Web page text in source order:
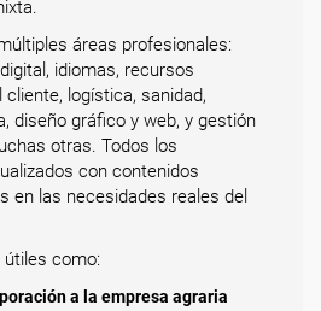
áreas profesionales:
idiomas, recursos
logística, sanidad,
diseño gráfico y web, y gestión
otras. Todos los
con contenidos
en las necesidades reales del
como:
a la empresa agraria